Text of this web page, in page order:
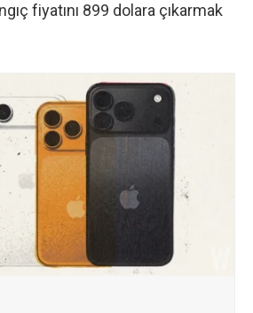
​​fiyatını 899 dolara çıkarmak